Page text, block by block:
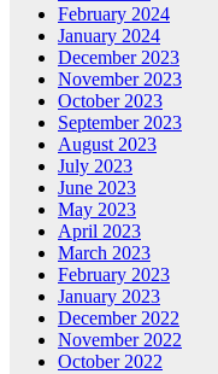
February 2024
January 2024
December 2023
November 2023
October 2023
September 2023
August 2023
July 2023
June 2023
May 2023
April 2023
March 2023
February 2023
January 2023
December 2022
November 2022
October 2022